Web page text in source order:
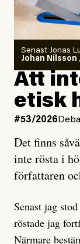
Det finns en
rörelser när
Antingen har
ska en gå ut
rörelsen. Eller
och då ska en
oro inom
Artikeln
är sant, vad
ännu mer
misstänkta
får veta är att
under åren, att
Senast Jonas
Johan
Att
etisk
#53/2026
Det finns
inte rösta i
författaren
Senast jag
röstade jag
Närmare